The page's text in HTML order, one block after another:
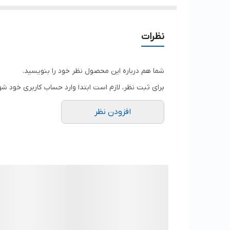
نظرات
شما هم درباره این محصول نظر خود را بنویسید.
برای ثبت نظر، لازم است ابتدا وارد حساب کاربری خود
افزودن نظر